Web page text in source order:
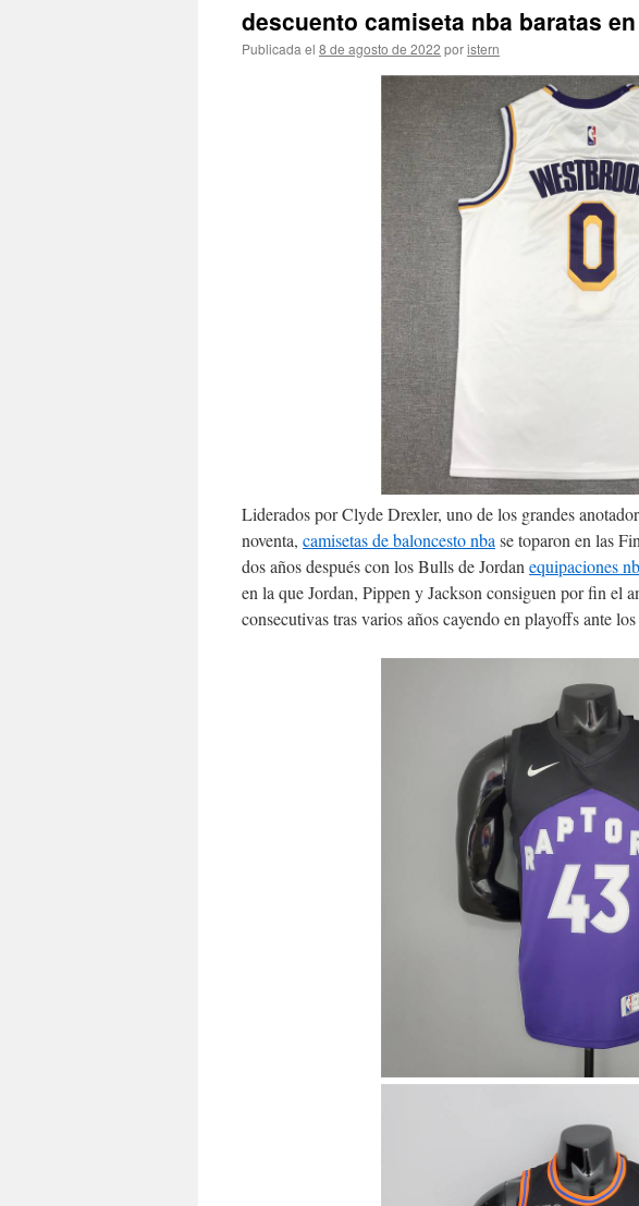
descuento camiseta nba baratas
Publicada el 8 de agosto de 2022 poristern
Liderados por Clyde Drexler, uno de los grandes
noventa, camisetas de baloncesto nba se toparon en las
dos años después con los Bulls de Jordan equipaciones
en la que Jordan, Pippen y Jackson consiguen por fin el
consecutivas tras varios años cayendo en playoffs ante